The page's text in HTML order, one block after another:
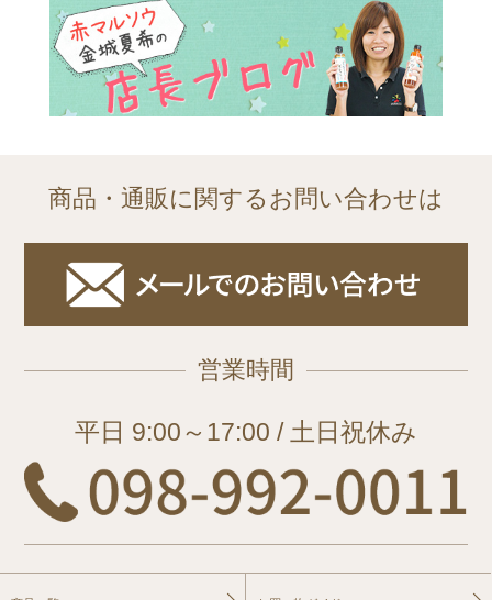
商品・通販に関するお問い合わせは
営業時間
平日 9:00～17:00 / 土日祝休み